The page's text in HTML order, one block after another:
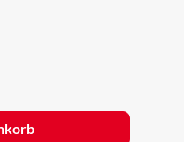
gewünschten